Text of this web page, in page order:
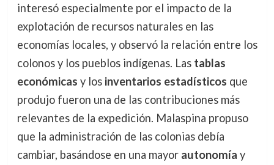
interesó especialmente por el impacto de la
explotación de recursos naturales en las
economías locales, y observó la relación entre los
colonos y los pueblos indígenas. Las tablas
económicas y los inventarios estadísticos que
produjo fueron una de las contribuciones más
relevantes de la expedición. Malaspina propuso
que la administración de las colonias debía
cambiar, basándose en una mayor autonomía y